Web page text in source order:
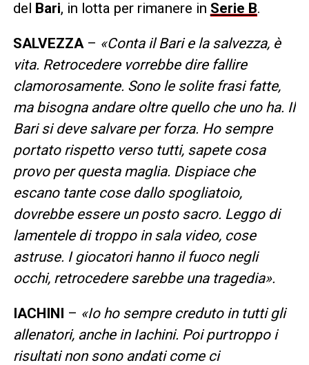
del Bari, in lotta per rimanere in Serie B.
SALVEZZA– «Conta il Bari e la salvezza, è
vita. Retrocedere vorrebbe dire fallire
clamorosamente. Sono le solite frasi fatte,
ma bisogna andare oltre quello che uno ha. Il
Bari si deve salvare per forza. Ho sempre
portato rispetto verso tutti, sapete cosa
provo per questa maglia. Dispiace che
escano tante cose dallo spogliatoio,
dovrebbe essere un posto sacro. Leggo di
lamentele di troppo in sala video, cose
astruse. I giocatori hanno il fuoco negli
occhi, retrocedere sarebbe una tragedia».
IACHINI – «Io ho sempre creduto in tutti gli
allenatori, anche in Iachini. Poi purtroppo i
risultati non sono andati come ci